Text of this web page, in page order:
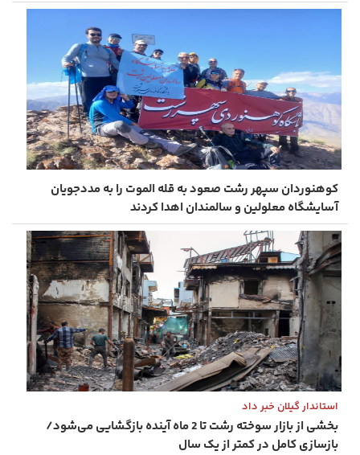
کوهنوردان سپهر رشت صعود به قله الموت را به مددجویان
آسایشگاه معلولین و سالمندان اهدا کردند
استاندار گیلان خبر داد
بخشی از بازار سوخته رشت تا 2 ماه آینده بازگشایی می‌شود/
بازسازی کامل در کمتر از یک سال